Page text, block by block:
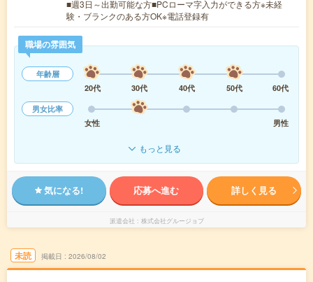
■週3日～出勤可能な方■PCローマ字入力ができる方※未経
験・ブランクのある方OK※電話登録有
職場の雰囲気
年齢層
20代
30代 40代 50代
60代
男女比率
女性
男性
もっと見る
気になる! 応募へ進む 詳しく見る
派遣会社 株式会社グルージョブ
未読 掲載日 2026/08/02